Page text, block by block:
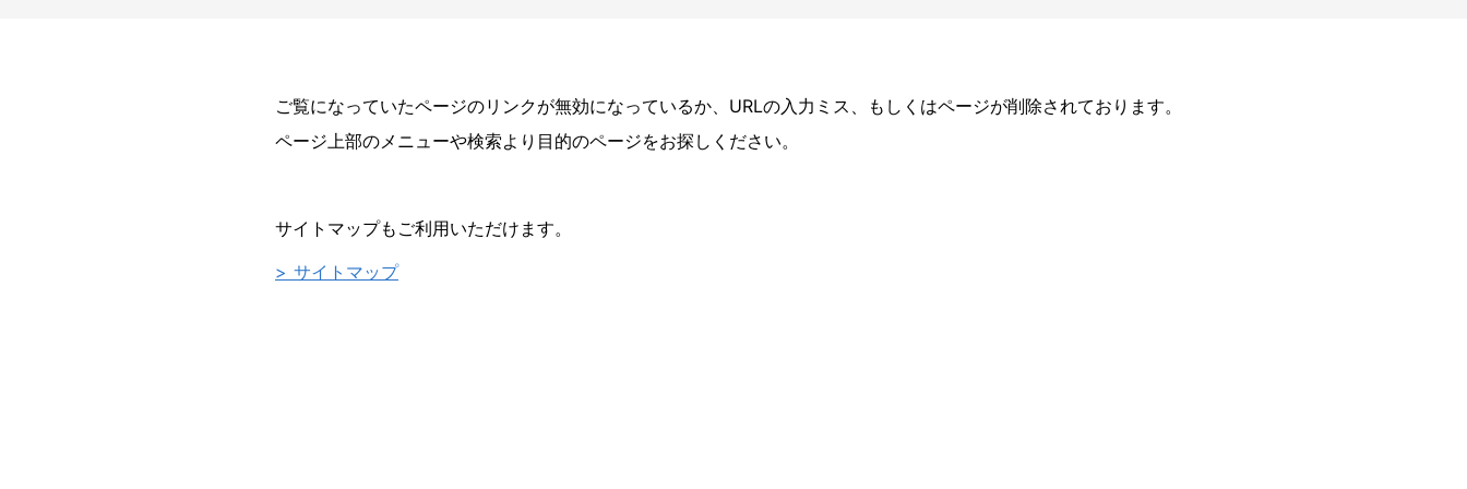
ご覧になっていたページのリンクが無効になっているか、URLの⼊⼒ミス、もしくはページが削除されております。
ページ上部のメニューや検索より⽬的のページをお探しください。
サイトマップもご利用いただけます。
> サイトマップ